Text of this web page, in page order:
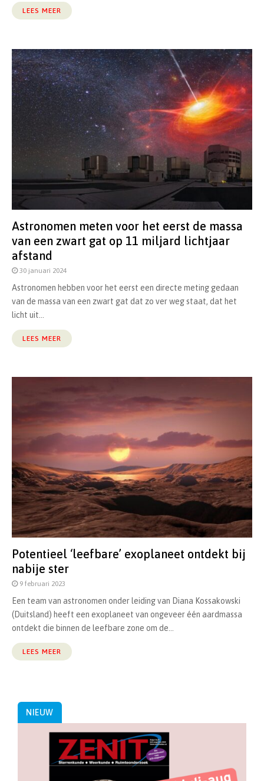
LEES MEER
Astronomen meten voor het eerst de massa
van een zwart gat op 11 miljard lichtjaar
afstand
30 januari 2024
Astronomen hebben voor het eerst een directe meting gedaan
van de massa van een zwart gat dat zo ver weg staat, dat het
licht uit...
LEES MEER
Potentieel ‘leefbare’ exoplaneet ontdekt bij
nabije ster
9 februari 2023
Een team van astronomen onder leiding van Diana Kossakowski
(Duitsland) heeft een exoplaneet van ongeveer één aardmassa
ontdekt die binnen de leefbare zone om de...
LEES MEER
NIEUW